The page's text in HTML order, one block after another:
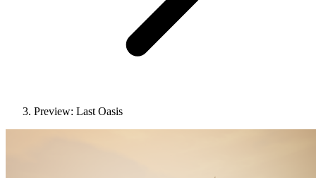
Preview: Last Oasis